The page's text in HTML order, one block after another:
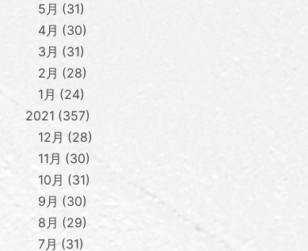
5月
31
4月
30
3月
31
2月
28
1月
24
2021 357
12月
28
11月
30
10月
31
9月
30
8月
29
7月
31